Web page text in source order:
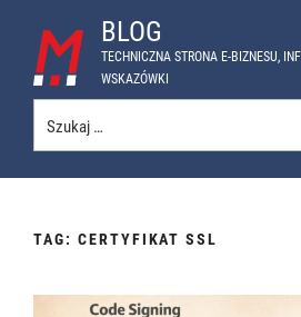
BLOG
TECHNICZNA STRONA E-BIZNESU,
WSKAZÓWKI
TAG: CERTYFIKAT SSL